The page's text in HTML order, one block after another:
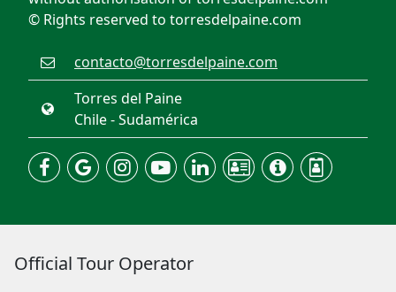
© Rights reserved to torresdelpaine.com
contacto@torresdelpaine.com
Torres del Paine
Chile - Sudamérica
Official Tour Operator